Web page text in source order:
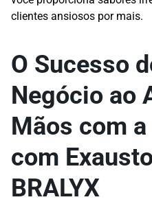
clientes ansiosos por mais.
O Sucesso
Negócio ao
Mãos com
com
BRALYX